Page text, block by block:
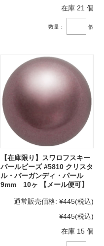
在庫 21 個
数量： 個
【在庫限り】スワロフスキー
パールビーズ #5810 クリスタ
ル・バーガンディ・パール
9mm 10ヶ 【メール便可】
通常販売価格: ¥445(税込)
¥445(税込)
在庫 15 個